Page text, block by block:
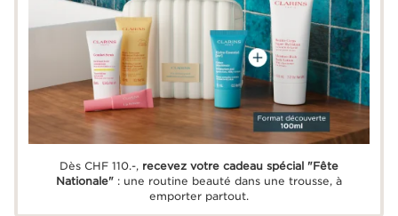
Dès CHF 110.-, recevez votre cadeau spécial "Fête
Nationale": une routine beauté dans une trousse, à
emporter partout.